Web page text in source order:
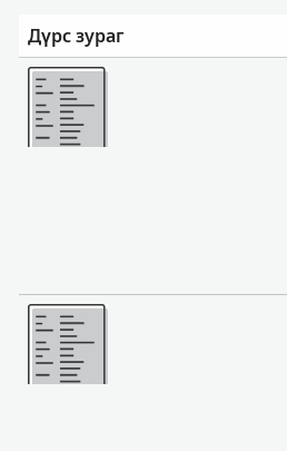
Дүрс зураг
Нэмэх
Нэмэх